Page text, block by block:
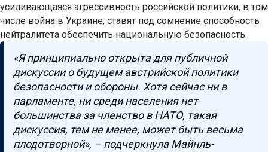
усиливающаяся агрессивность российской политики, в том
числе война в Украине, ставят под сомнение способность
нейтралитета обеспечить национальную безопасность.
«Я принципиально открыта для публичной
дискуссии о будущем австрийской политики
безопасности и обороны. Хотя сейчас ни в
парламенте, ни среди населения нет
большинства за членство в НАТО, такая
дискуссия, тем не менее, может быть весьма
плодотворной», – подчеркнула Майнль-